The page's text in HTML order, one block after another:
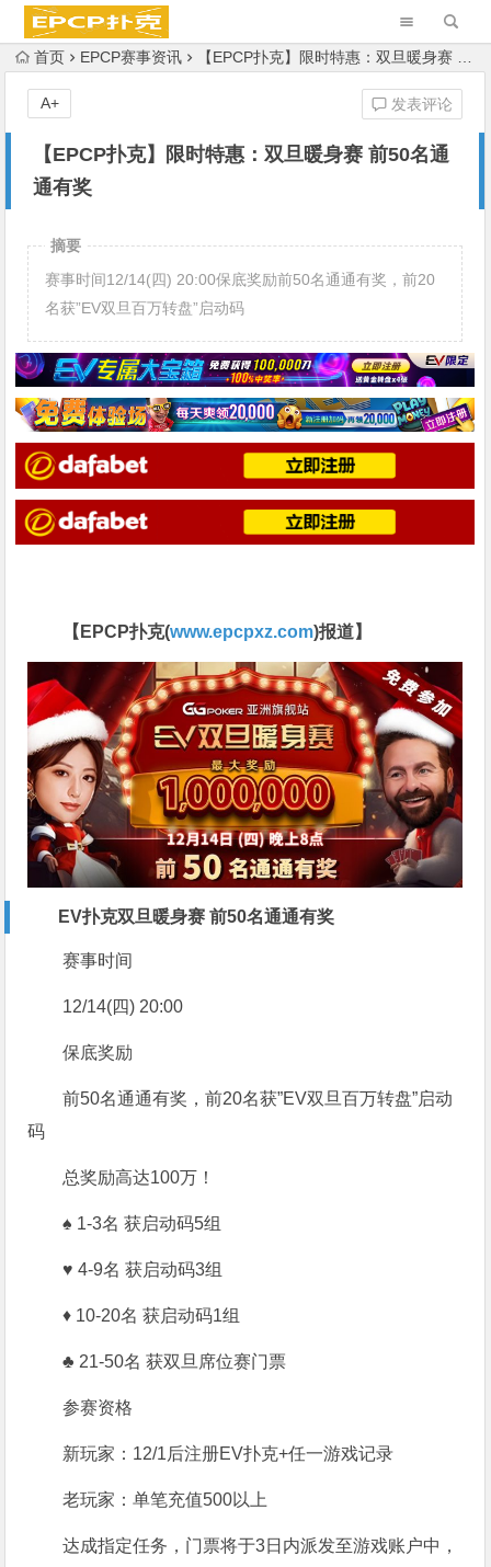
首页 EPCP赛事资讯 【EPCP扑克】限时特惠：双旦暖身赛 前50名通通有奖
【EPCP扑克】限时特惠：双旦暖身赛 前50名通
通有奖
发表评论
A+
摘要
赛事时间12/14(四) 20:00保底奖励前50名通通有奖，前20
名获”EV双旦百万转盘”启动码
【EPCP扑克(www.epcpxz.com)报道】
EV扑克双旦暖身赛 前50名通通有奖
赛事时间
12/14(四) 20:00
保底奖励
前50名通通有奖，前20名获”EV双旦百万转盘”启动
码
总奖励高达100万！
♠ 1-3名 获启动码5组
♥ 4-9名 获启动码3组
♦ 10-20名 获启动码1组
♣ 21-50名 获双旦席位赛门票
参赛资格
新玩家： 12/1后注册EV扑克+任一游戏记录
老玩家：单笔充值500以上
达成指定任务，门票将于3日内派发至游戏账户中，